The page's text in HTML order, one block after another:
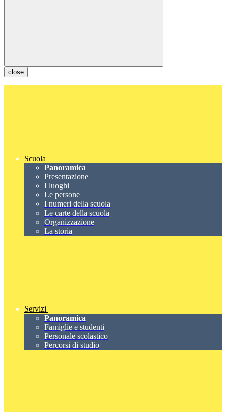
close
Scuola
Panoramica
Presentazione
I luoghi
Le persone
I numeri della scuola
Le carte della scuola
Organizzazione
La storia
Servizi
Panoramica
Famiglie e studenti
Personale scolastico
Percorsi di studio